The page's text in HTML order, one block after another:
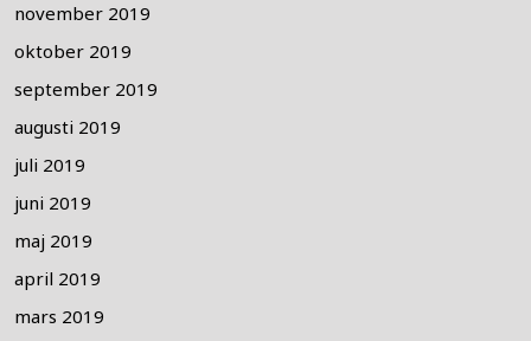
november 2019
oktober 2019
september 2019
augusti 2019
juli 2019
juni 2019
maj 2019
april 2019
mars 2019